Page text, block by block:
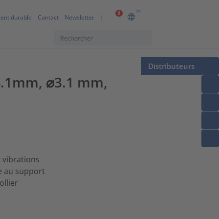
0 FR
durable Contact Newsletter
Distributeurs
⌀3.1 mm,
vibrations
au support